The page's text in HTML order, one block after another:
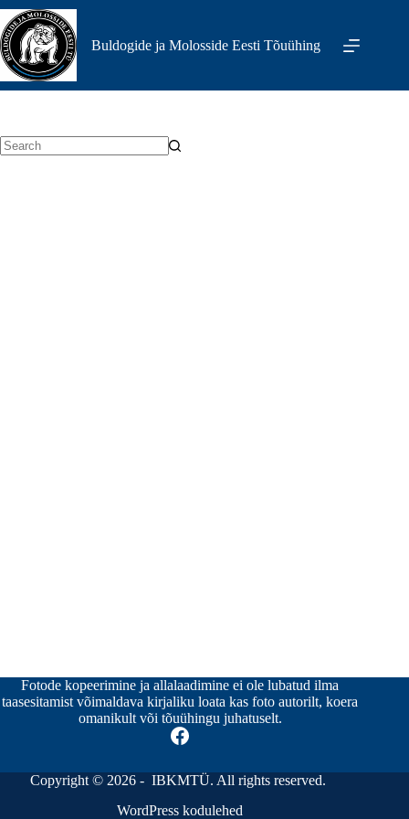
Skip
to
content
Buldogide ja Molosside Eesti Tõuühing
Fotode kopeerimine ja allalaadimine ei ole lubatud ilma
taasesitamist võimaldava kirjaliku loata kas foto autorilt, koera
omanikult või tõuühingu juhatuselt.
Copyright © 2026 - IBKMTÜ. All rights reserved.
WordPress kodulehed